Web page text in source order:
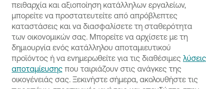
πειθαρχία και αξιοποίηση κατάλληλων εργαλείων,
μπορείτε να προστατευτείτε από απρόβλεπτες
καταστάσεις και να διασφαλίσετε τη σταθερότητα
των οικονομικών σας. Μπορείτε να αρχίσετε με τη
δημιουργία ενός κατάλληλου αποταμιευτικού
προϊόντος ή να ενημερωθείτε για τις διαθέσιμες λύσεις
αποταμίευσης που ταιριάζουν στις ανάγκες της
οικογένειάς σας. Ξεκινήστε σήμερα, ακολουθήστε τις